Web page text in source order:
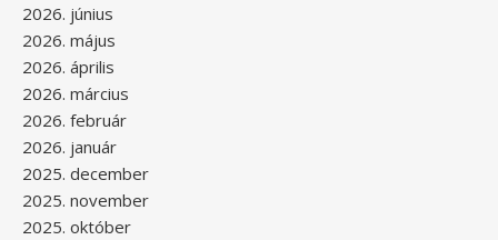
2026. június
2026. május
2026. április
2026. március
2026. február
2026. január
2025. december
2025. november
2025. október